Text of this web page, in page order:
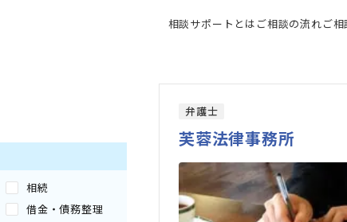
相談サポートとは ご相談の流れご
強い専門家の検索結果
相続
借金・債務整理
弁護士
芙蓉法律事務所